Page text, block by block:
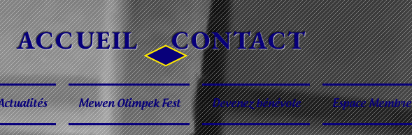
ACCUEIL CONTACT
Mewen Olimpek Fest Devenez bénévole Espace Membre